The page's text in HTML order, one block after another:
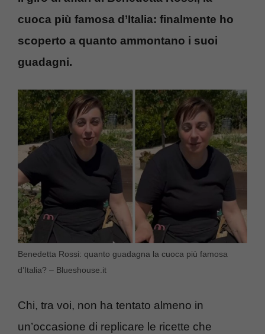
cuoca più famosa d’Italia: finalmente ho
scoperto a quanto ammontano i suoi
guadagni.
Benedetta Rossi: quanto guadagna la cuoca più famosa
d’Italia? – Blueshouse.it
Chi, tra voi, non ha tentato almeno in
un’occasione di replicare le ricette che